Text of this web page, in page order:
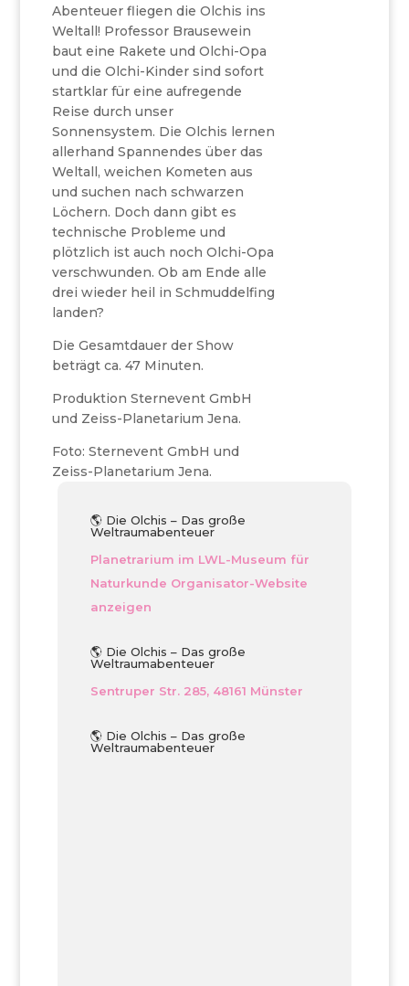
Abenteuer fliegen die Olchis ins
Weltall! Professor Brausewein
baut eine Rakete und Olchi-Opa
und die Olchi-Kinder sind sofort
startklar für eine aufregende
Reise durch unser
Sonnensystem. Die Olchis lernen
allerhand Spannendes über das
Weltall, weichen Kometen aus
und suchen nach schwarzen
Löchern. Doch dann gibt es
technische Probleme und
plötzlich ist auch noch Olchi-Opa
verschwunden. Ob am Ende alle
drei wieder heil in Schmuddelfing
landen?
Die Gesamtdauer der Show
beträgt ca. 47 Minuten.
Produktion Sternevent GmbH
und Zeiss-Planetarium Jena.
Foto: Sternevent GmbH und
Zeiss-Planetarium Jena.
🌎 Die Olchis – Das große
Weltraumabenteuer
Planetrarium im LWL-Museum für
Naturkunde Organisator-Website
anzeigen
🌎 Die Olchis – Das große
Weltraumabenteuer
Sentruper Str. 285, 48161 Münster
🌎 Die Olchis – Das große
Weltraumabenteuer